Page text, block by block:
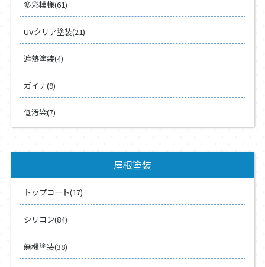
多彩模様(61)
UVクリア塗装(21)
遮熱塗装(4)
ガイナ(9)
低汚染(7)
屋根塗装
トップコート(17)
シリコン(84)
無機塗装(38)